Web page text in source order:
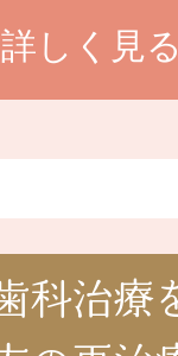
詳しく見
科治療